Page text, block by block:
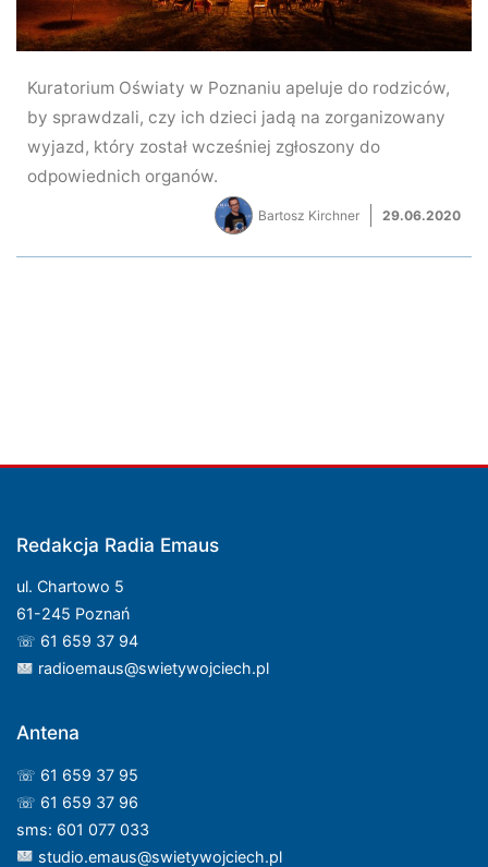
Kuratorium Oświaty w Poznaniu apeluje do rodziców,
by sprawdzali, czy ich dzieci jadą na zorganizowany
wyjazd, który został wcześniej zgłoszony do
odpowiednich organów.
Bartosz Kirchner 29.06.2020
Redakcja Radia Emaus
ul. Chartowo 5
61-245 Poznań
☏ 61 659 37 94
radioemaus@swietywojciech.pl
Antena
☏ 61 659 37 95
☏ 61 659 37 96
sms: 601 077 033
studio.emaus@swietywojciech.pl